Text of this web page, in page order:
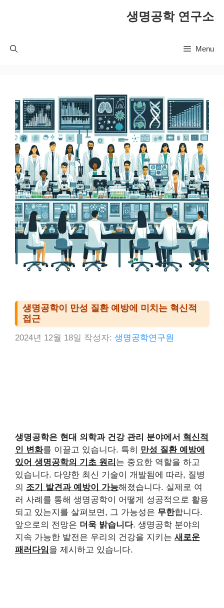
생명공학 연구소
Menu
생명공학이 만성 질환 예방에 미치는 혁신적
접근
2024년 12월 18일 작성자: 생명공학연구원
생명공학은 현대 의학과 건강 관리 분야에서 혁신적
인 변화를 이끌고 있습니다. 특히 만성 질환 예방에
있어 생명공학의 기초 원리 는 중요한 역할을 하고
있습니다. 다양한 최신 기술이 개발됨에 따라, 질병
의 조기 발견과 예방이 가능해졌습니다. 실제로 여
러 사례를 통해 생명공학이 어떻게 성공적으로 활용
되고 있는지를 살펴보면, 그 가능성은 무한합니다.
앞으로의 전망은 더욱 밝습니다. 생명공학 분야의
지속 가능한 발전은 우리의 건강을 지키는 새로운
패러다임을 제시하고 있습니다.